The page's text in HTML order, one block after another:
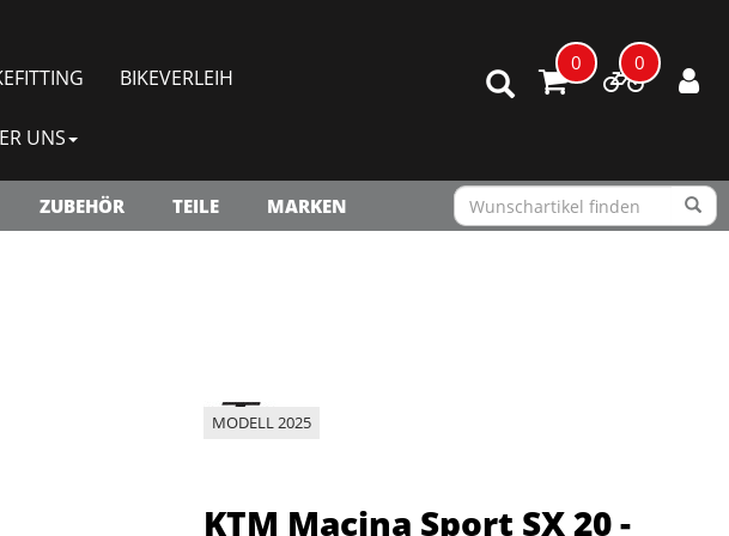
0 0
BIKEVERLEIH
UNS
ZUBEHÖR TEILE MARKEN
MODELL 2025
KTM Macina Sport SX 20 -